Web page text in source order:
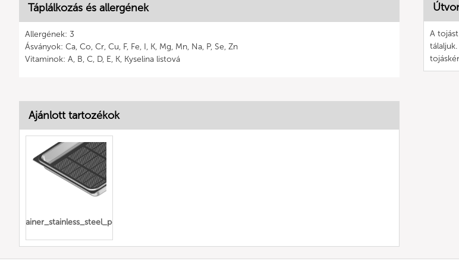
Táplálkozás és allergének
Allergének: 3
Ásványok: Ca, Co, Cr, Cu, F, Fe, I, K, Mg, Mn, Na, P, Se, Zn
Vitaminok: A, B, C, D, E, K, Kyselina listová
A
Ajánlott tartozékok